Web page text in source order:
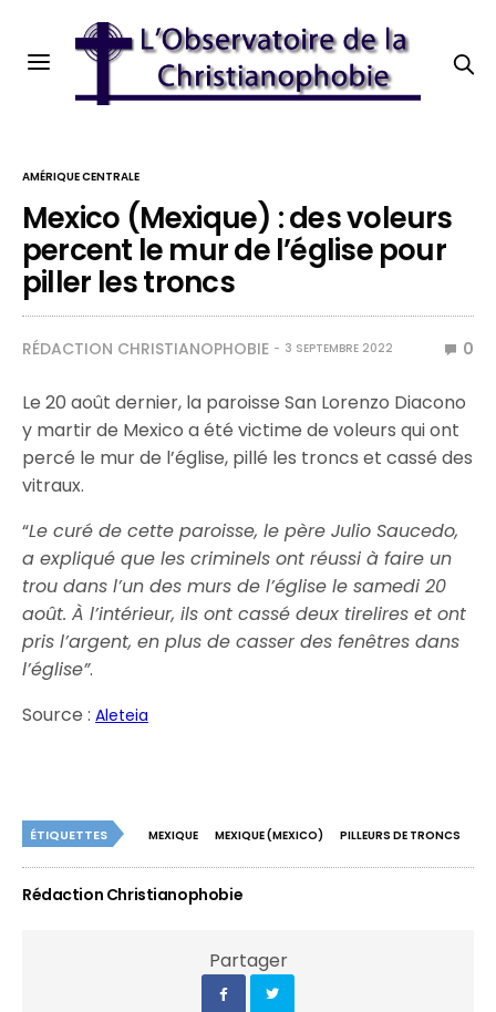
AMÉRIQUE CENTRALE
Mexico (Mexique) : des voleurs
percent le mur de l’église pour
piller les troncs
RÉDACTION CHRISTIANOPHOBIE 3 SEPTEMBRE 2022 0
Le 20 août dernier, la paroisse San Lorenzo Diacono
y martir de Mexico a été victime de voleurs qui ont
percé le mur de l’église, pillé les troncs et cassé des
vitraux.
“Le curé de cette paroisse, le père Julio Saucedo,
a expliqué que les criminels ont réussi à faire un
trou dans l’un des murs de l’église le samedi 20
août. À l’intérieur, ils ont cassé deux tirelires et ont
pris l’argent, en plus de casser des fenêtres dans
l’église”.
Source :Aleteia
ÉTIQUETTES MEXIQUE MEXIQUE (MEXICO) PILLEURS DE TRONCS
Rédaction Christianophobie
Partager